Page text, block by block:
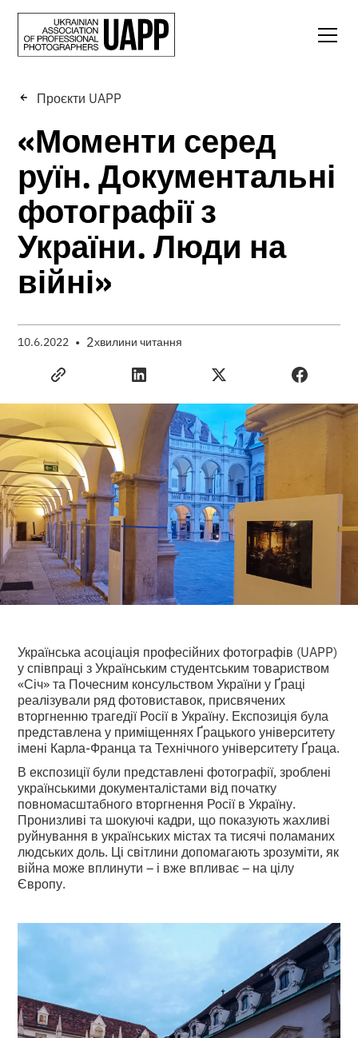
Проєкти UAPP
«Моменти серед
руїн. Документальні
фотографії з
України. Люди на
війні»
10.6.2022 • 2хвилини читання
Українська асоціація професійних фотографів (UAPP)
у співпраці з Українським студентським товариством
«Січ» та Почесним консульством України у Ґраці
реалізували ряд фотовиставок, присвячених
вторгненню трагедії Росії в Україну. Експозиція була
представлена у приміщеннях Ґрацького університету
імені Карла-Франца та Технічного університету Ґраца.
В експозиції були представлені фотографії, зроблені
українськими документалістами від початку
повномасштабного вторгнення Росії в Україну.
Пронизливі та шокуючі кадри, що показують жахливі
руйнування в українських містах та тисячі поламаних
людських доль. Ці світлини допомагають зрозуміти, як
війна може вплинути – і вже впливає – на цілу
Європу.